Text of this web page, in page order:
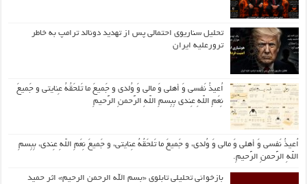
تحلیل سناریوی احتمالی پس از تهدید دونالد ترامپ به خاطر
ترورعلیه ایران
اُعیذُ نَفسی وَ أهلی وَ مالی وَ وُلدی و جَمیعَ ما تَلحَقُهُ عِنایتی و جَمیعَ
نِعَمِ اللّهِ عِندی بِبِسمِ اللّهِ الرَّحمنِ الرَّحیمِ
اُعیذُ نَفسی وَ أهلی وَ مالی وَ وُلدی، و جَمیعَ ما تَلحَقُهُ عِنایتی، و جَمیعَ نِعَمِ اللّهِ عِندی، بِبِسمِ
اللّهِ الرَّحمنِ الرَّحیمِ.
بازخوانی تحلیلی تابلوی «بسم الله الرحمن الرحیم» اثر حمید